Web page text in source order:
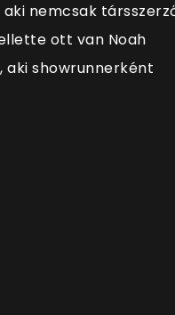
nemcsak
ott van Noah
aki showrunnerként